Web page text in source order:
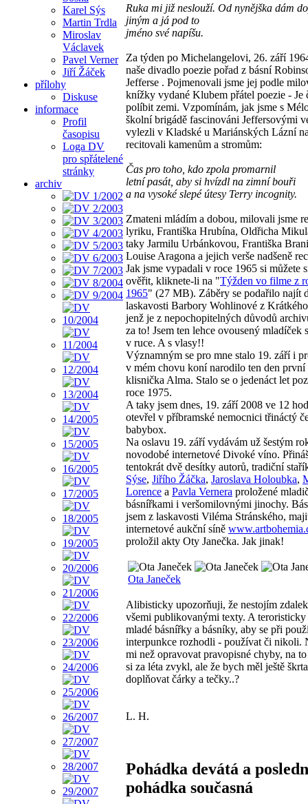
Karel Sýs
Martin Trdla
Miroslav
Václavek
Pavel Verner
Jiří Žáček
přílohy
Diskuse
informace
Profil
časopisu
Loga DV
pro spřátelené
stránky
archiv
Ruka mi již neslouží. Od nynějška dám
jiným a já pod to
jméno své napíšu.
Za týden po Michelangelovi, 26. září
naše divadlo poezie pořad z básní
Jefferse . Pojmenovali jsme jej podle
knížky vydané Klubem přátel poezie - Je
políbit zemi. Vzpomínám, jak jsme s
školní brigádě fascinováni Jeffersovými
vylezli v Kladské u Mariánských Lázní
recitovali kamenům a stromům:
Čas pro toho, kdo zpola promarnil
letní pasát, aby si hvízdl na zimní bouři
a na vysoké slepé útesy Terry incognity.
Zmateni mládím a dobou, milovali jsme
lyriku, Františka Hrubína, Oldřicha
taky Jarmilu Urbánkovou, Františka
Louise Aragona a jejich verše nadšeně
Jak jsme vypadali v roce 1965 si můžete
ověřit, kliknete-li na "Týžden vo filme z
1965" (27 MB). Záběry se podařilo najít
laskavosti Barbory Wohlinové z
jenž je z nepochopitelných důvodů
za to! Jsem ten lehce ovousený mladíček
v ruce. A s vlasy!!
Významným se pro mne stalo 19. září i
v mém chovu koní narodilo ten den první
klisnička Alma. Stalo se o jedenáct let
roce 1975.
A taky jsem dnes, 19. září 2008 ve 12
otevřel v příbramské nemocnici třináctý
babybox.
Na oslavu 19. září vydávám už šestým
novodobé internetové Divoké víno.
tentokrát dvě desítky autorů, tradiční
Sýse, Jiřího Žáčka, Jaroslava Holoubka,
Lorence a Pavla Vernera proložené
básnířkami i veršomilovnými jinochy.
jsem z laskavosti Viléma Stránského,
internetové aukční síně
proložil akty Oty Janečka. Jak jinak!
Ota Janeček
Alibisticky upozorňuji, že nestojím
všemi publikovanými texty. A teroristicky
mladé básnířky a básníky, aby se při
interpunkce rozhodli - používat či nikoli.
mi než opravovat pravopisné chyby, na
si za léta zvykl, ale že bych měl ještě
doplňovat čárky a tečky..?
L. H.
Pohádka devátá a
pohádka současná